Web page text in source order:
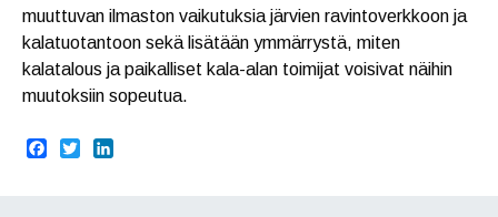
muuttuvan ilmaston vaikutuksia järvien ravintoverkkoon ja
kalatuotantoon sekä lisätään ymmärrystä, miten
kalatalous ja paikalliset kala-alan toimijat voisivat näihin
muutoksiin sopeutua.